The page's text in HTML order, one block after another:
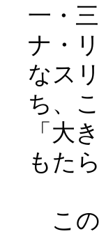
一・
ナ・
なス
ち、
「大
もた
この